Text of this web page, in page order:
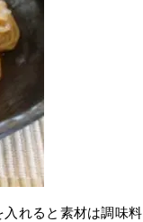
れると素材は調味料